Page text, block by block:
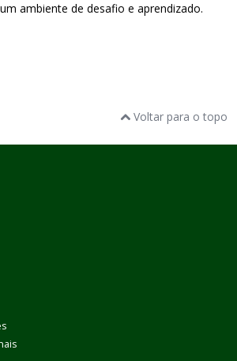
ambiente de desafio e aprendizado.
Voltar para o topo